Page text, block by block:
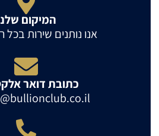
המיקום
אנו נותנים שירות
כתובת דואר